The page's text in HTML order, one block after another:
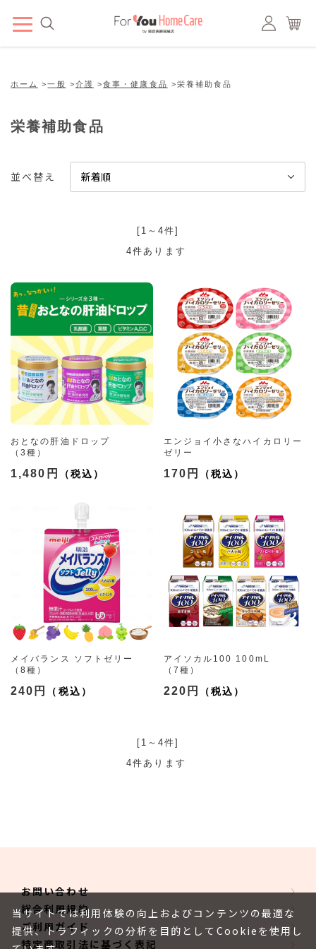
ホーム >一般 >介護 >食事・健康食品 >栄養補助食品
栄養補助食品
並べ替え
[1～4件]
4件あります
おとなの肝油ドロップ
（3種）
1,480円
エンジョイ小さなハイカロリー
ゼリー
170円
メイバランス ソフトゼリー
（8種）
240円
アイソカル100 100mL
（7種）
220円
[1～4件]
4件あります
お問い合わせ
総合利用規約
ご利用ガイド
特定商取引法に基づく表記
当サイトでは利用体験の向上およびコンテンツの最適な
提供、トラフィックの分析を目的としてCookieを使用し